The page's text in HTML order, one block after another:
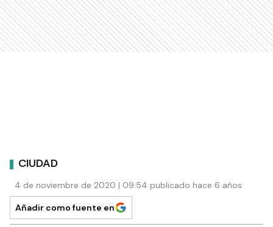
CIUDAD
4 de noviembre de 2020 | 09:54 publicado hace 6 años
Añadir como fuente en